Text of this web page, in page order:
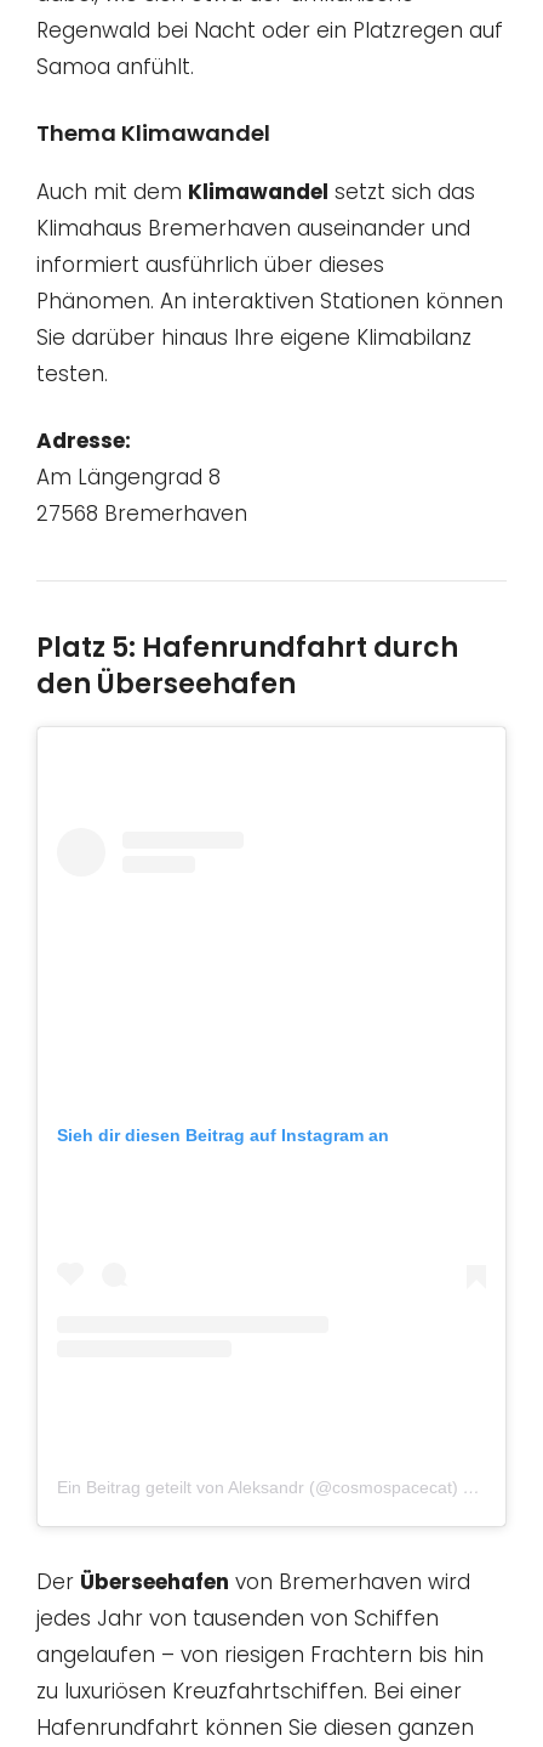
Regenwald bei Nacht oder ein Platzregen auf
Samoa anfühlt.
Thema Klimawandel
Auch mit dem Klimawandel setzt sich das
Klimahaus Bremerhaven auseinander und
informiert ausführlich über dieses
Phänomen. An interaktiven Stationen können
Sie darüber hinaus Ihre eigene Klimabilanz
testen.
Adresse:
Am Längengrad 8
27568 Bremerhaven
Platz 5: Hafenrundfahrt durch
den Überseehafen
Sieh dir diesen Beitrag auf Instagram an
Ein Beitrag geteilt von Aleksandr (@cosmospacecat)
Der Überseehafen von Bremerhaven wird
jedes Jahr von tausenden von Schiffen
angelaufen – von riesigen Frachtern bis hin
zu luxuriösen Kreuzfahrtschiffen. Bei einer
Hafenrundfahrt können Sie diesen ganzen